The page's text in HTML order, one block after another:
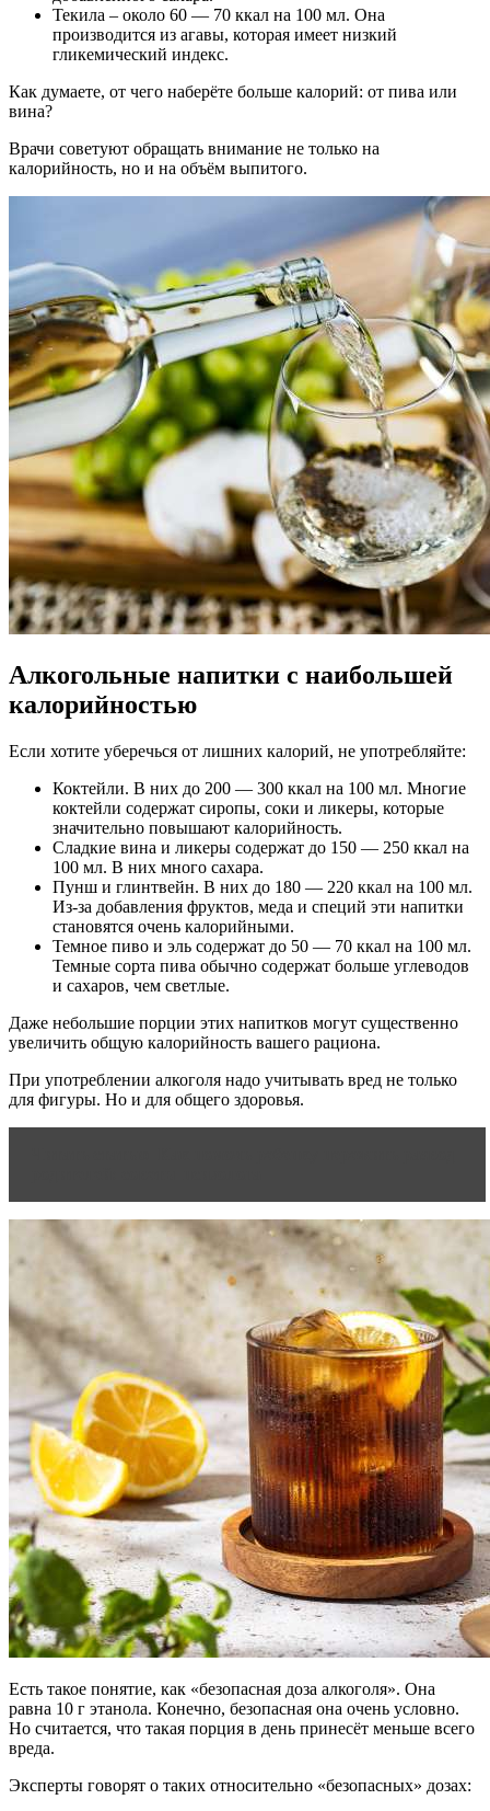
Текила – около 60 — 70 ккал на 100 мл. Она
производится из агавы, которая имеет низкий
гликемический индекс.
Как думаете, от чего наберёте больше калорий: от пива или
вина?
Врачи советуют обращать внимание не только на
калорийность, но и на объём выпитого.
Алкогольные напитки с наибольшей
калорийностью
Если хотите уберечься от лишних калорий, не употребляйте:
Коктейли. В них до 200 — 300 ккал на 100 мл. Многие
коктейли содержат сиропы, соки и ликеры, которые
значительно повышают калорийность.
Сладкие вина и ликеры содержат до 150 — 250 ккал на
100 мл. В них много сахара.
Пунш и глинтвейн. В них до 180 — 220 ккал на 100 мл.
Из-за добавления фруктов, меда и специй эти напитки
становятся очень калорийными.
Темное пиво и эль содержат до 50 — 70 ккал на 100 мл.
Темные сорта пива обычно содержат больше углеводов
и сахаров, чем светлые.
Даже небольшие порции этих напитков могут существенно
увеличить общую калорийность вашего рациона.
При употреблении алкоголя надо учитывать вред не только
для фигуры. Но и для общего здоровья.
Есть такое понятие, как «безопасная доза алкоголя». Она
равна 10 г этанола. Конечно, безопасная она очень условно.
Но считается, что такая порция в день принесёт меньше всего
вреда.
Эксперты говорят о таких относительно «безопасных» дозах: